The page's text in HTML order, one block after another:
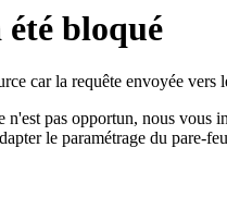
été bloqué
car la requête envoyée vers
pas opportun, nous vous
le paramétrage du pare-